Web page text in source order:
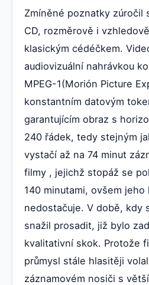
Zmíněné poznatky zúročil
CD, rozměrově i
klasickým cédéčkem.
audiovizuální nahrávkou
MPEG-1(Morión Picture
konstantním datovým
garantujícím obraz s
240 řádek, tedy stejným
vystačí až na 74 minut
filmy , jejichž stopáž se
140 minutami, ovšem jeho
nedostačuje. V době, kdy
snažil prosadit, již bylo
kvalitativní skok. Protože
průmysl stále hlasitěji
záznamovém nosiči s